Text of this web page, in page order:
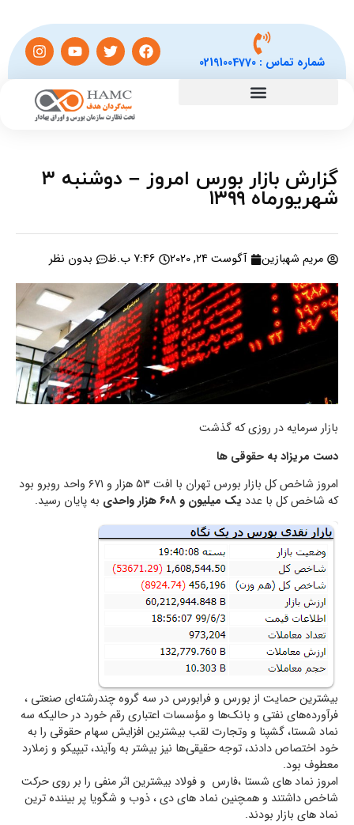
شماره تماس :02191004770
گزارش بازار بورس امروز – دوشنبه ۳
شهریورماه ۱۳۹۹
مریم شهبازین آگوست 24, 2020 7:46 ب.ظ بدون نظر
بازار سرمایه در روزی که گذشت
دست مریزاد به حقوقی ها
امروز شاخص کل بازار بورس تهران با افت ۵۳ هزار و ۶۷۱ واحد روبرو بود
که شاخص کل با عدد یک میلیون و ۶۰۸ هزار واحدی به پایان رسید.
بیشترین حمایت از بورس و فرابورس در سه گروه چندرشته‌ای صنعتی ،
فرآورده‌های نفتی و بانک‌ها و مؤسسات اعتباری رقم خورد در حالیکه سه
نماد شستا، گشپنا و وتجارت لقب بیشترین افزایش سهام حقوقی را به
خود اختصاص دادند، توجه حقیقی‌ها نیز بیشتر به وآیند، تیپیکو و زملارد
معطوف بود.
امروز نماد های شستا ،فارس و فولاد بیشترین اثر منفی را بر روی حرکت
شاخص داشتند و همچنین نماد های دی ، ذوب و شگویا پر بیننده ترین
نماد های بازار بودند.